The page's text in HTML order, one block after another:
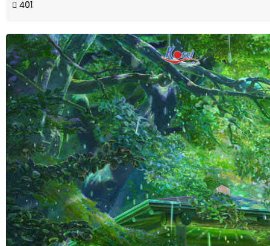
401